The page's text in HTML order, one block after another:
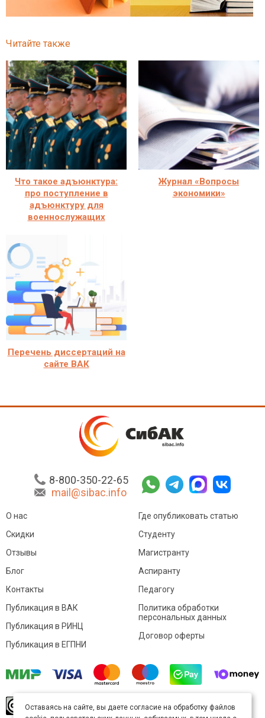
Читайте также
Что такое адъюнктура:
про поступление в
адъюнктуру для
военнослужащих
Журнал «Вопросы
экономики»
Перечень диссертаций на
сайте ВАК
8-800-350-22-65
mail@sibac.info
О нас
Скидки
Отзывы
Блог
Контакты
Где опубликовать статью
Студенту
Магистранту
Аспиранту
Педагогу
Публикация в ВАК
Публикация в РИНЦ
Публикация в ЕГПНИ
Политика обработки
персональных данных
Договор оферты
произведение доступно полицензии Creative
Оставаясь на сайте, вы даете согласие на обработку файлов